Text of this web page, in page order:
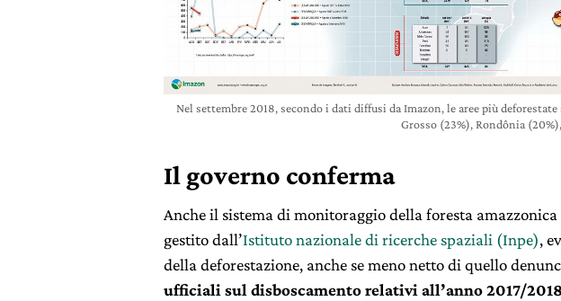
Nel settembre 2018, secondo i dati diffusi da Imazon, le aree più
Grosso (23%), Rondônia
Il governo conferma
Anche il sistema di monitoraggio della foresta
gestito dall’Istituto nazionale di ricerche spaziali (Inpe),
della deforestazione, anche se meno netto di quello
ufficiali sul disboscamento relativi all’anno 2017/2018